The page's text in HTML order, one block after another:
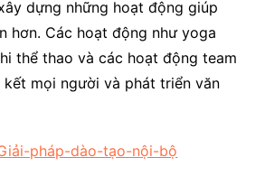
dựng những hoạt động giúp
hơn. Các hoạt động như yoga
thể thao và các hoạt động team
mọi người và phát triển văn